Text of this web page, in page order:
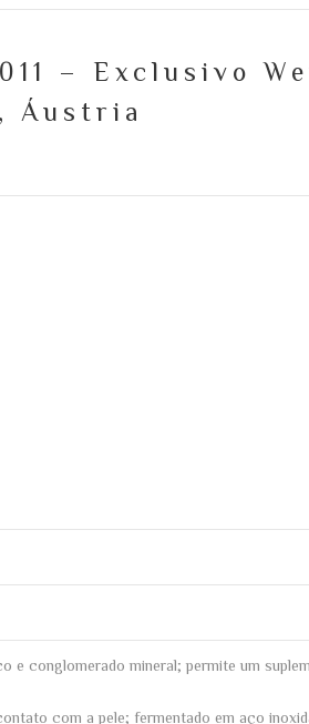
– Exclusivo
Áustria
conglomerado mineral; permite um
com a pele; fermentado em aço